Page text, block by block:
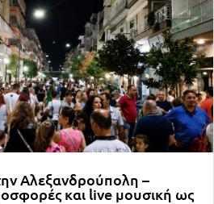
Αλεξανδρούπολη –
και live μουσική ως